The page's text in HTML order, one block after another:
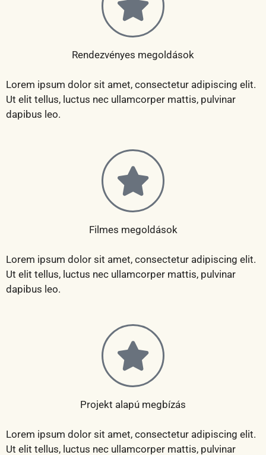
Rendezvényes megoldások
Lorem ipsum dolor sit amet, consectetur adipiscing elit.
Ut elit tellus, luctus nec ullamcorper mattis, pulvinar
dapibus leo.
Filmes megoldások
Lorem ipsum dolor sit amet, consectetur adipiscing elit.
Ut elit tellus, luctus nec ullamcorper mattis, pulvinar
dapibus leo.
Projekt alapú megbízás
Lorem ipsum dolor sit amet, consectetur adipiscing elit.
Ut elit tellus, luctus nec ullamcorper mattis, pulvinar